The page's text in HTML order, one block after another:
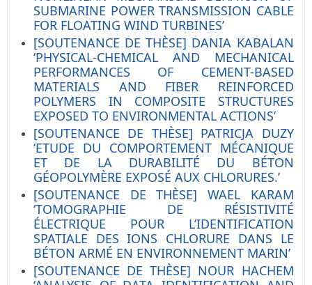
SUBMARINE POWER TRANSMISSION CABLE
FOR FLOATING WIND TURBINES’
[SOUTENANCE DE THÈSE] DANIA KABALAN
‘PHYSICAL-CHEMICAL AND MECHANICAL
PERFORMANCES OF CEMENT-BASED
MATERIALS AND FIBER REINFORCED
POLYMERS IN COMPOSITE STRUCTURES
EXPOSED TO ENVIRONMENTAL ACTIONS’
[SOUTENANCE DE THÈSE] PATRICJA DUZY
‘ETUDE DU COMPORTEMENT MÉCANIQUE
ET DE LA DURABILITÉ DU BÉTON
GÉOPOLYMÈRE EXPOSÉ AUX CHLORURES.’
[SOUTENANCE DE THÈSE] WAEL KARAM
‘TOMOGRAPHIE DE RÉSISTIVITÉ
ÉLECTRIQUE POUR L’IDENTIFICATION
SPATIALE DES IONS CHLORURE DANS LE
BÉTON ARMÉ EN ENVIRONNEMENT MARIN’
[SOUTENANCE DE THÈSE] NOUR HACHEM